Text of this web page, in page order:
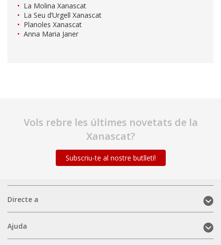
La Molina Xanascat
La Seu d’Urgell Xanascat
Planoles Xanascat
Anna Maria Janer
Vols rebre les últimes novetats de la
Xanascat?
Subscriu-te al nostre butlletí!
Directe
a
Directe a
Ajuda
(mobile)
Ajuda